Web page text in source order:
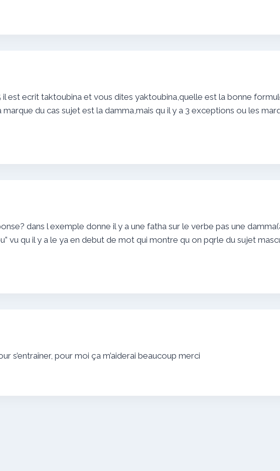
est ecrit taktoubina et vous dites yaktoubina,quelle est la bonne
du cas sujet est la damma,mais qu il y a 3 exceptions ou les
dans l exemple donne il y a une fatha sur le verbe pas une
vu qu il y a le ya en debut de mot qui montre qu on pqrle du sujet
s’entraîner, pour moi ça m’aiderai beaucoup merci